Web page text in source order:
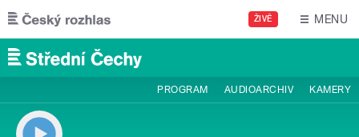
Přejít k hlavnímu obsahu
ŽIVĚ MENU
PROGRAM AUDIOARCHIV KAMERY